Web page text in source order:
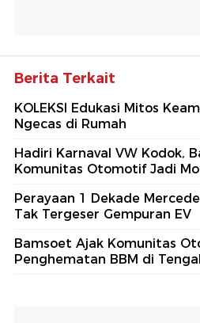
Berita Terkait
KOLEKSI Edukasi Mitos
Ngecas di Rumah
Hadiri Karnaval VW Kodok,
Komunitas Otomotif Jadi
Perayaan 1 Dekade
Tak Tergeser Gempuran EV
Bamsoet Ajak Komunitas
Penghematan BBM di